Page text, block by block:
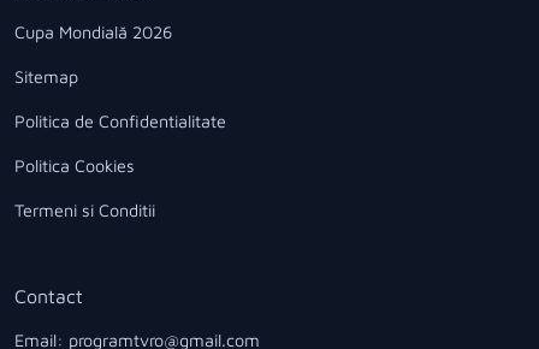
Cupa Mondială 2026
Sitemap
Politica de Confidentialitate
Politica Cookies
Termeni si Conditii
Contact
Email: programtvro@gmail.com